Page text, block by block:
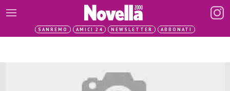
SANREMO AMICI 24 NEWSLETTER ABBONATI